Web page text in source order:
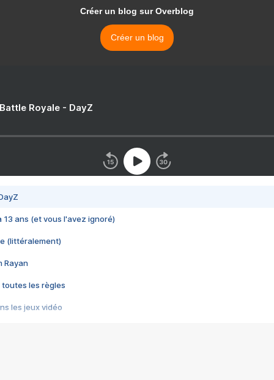
Créer un blog sur Overblog
Créer un blog
Royale - DayZ
13 ans (et vous l'avez ignoré)
(littéralement)
Rayan
toutes les règles
les jeux vidéo